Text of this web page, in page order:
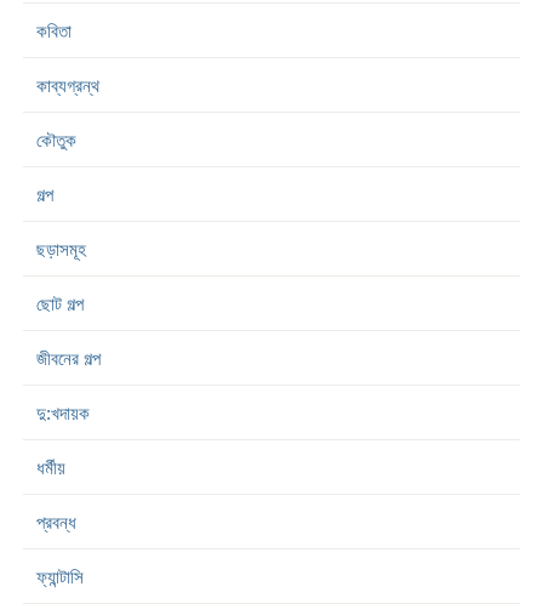
কবিতা
কাব্যগ্রন্থ
কৌতুক
গল্প
ছড়াসমূহ
ছোট গল্প
জীবনের গল্প
দু:খদায়ক
ধর্মীয়
প্রবন্ধ
ফ্যান্টাসি